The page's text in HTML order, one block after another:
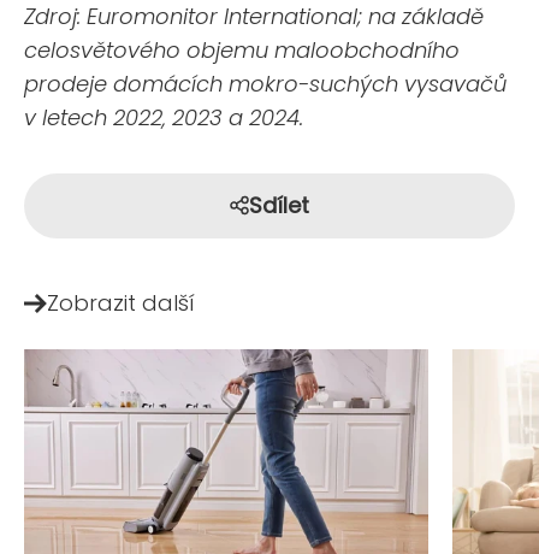
Zdroj: Euromonitor International; na základě
celosvětového objemu maloobchodního
prodeje domácích mokro-suchých vysavačů
v letech 2022, 2023 a 2024.
Sdílet
Zobrazit další